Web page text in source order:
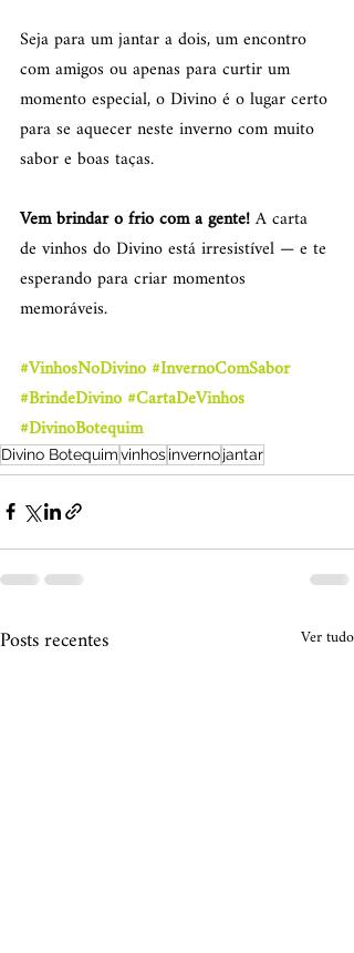
Seja para um jantar a dois, um encontro
com amigos ou apenas para curtir um
momento especial, o Divino é o lugar certo
para se aquecer neste inverno com muito
sabor e boas taças.
Vem brindar o frio com a gente! A carta
de vinhos do Divino está irresistível — e te
esperando para criar momentos
memoráveis.
#VinhosNoDivino#InvernoComSabor
#BrindeDivino#CartaDeVinhos
#DivinoBotequim
Divino Botequimvinhosinvernojantar
Posts recentes Ver tudo